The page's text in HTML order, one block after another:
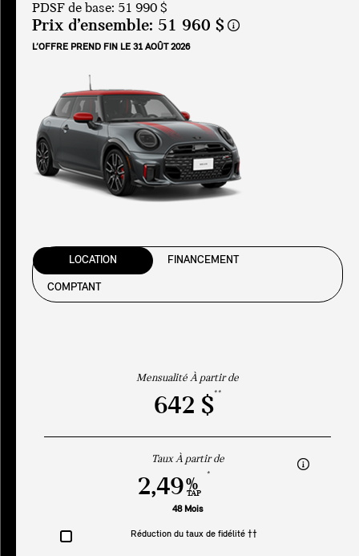
PDSF de base: 51 990 $
Prix d’ensemble: 51 960 $
L’OFFRE PREND FIN LE 31 AOÛT 2026
LOCATION FINANCEMENT
COMPTANT
Mensualité À partir de
642 $**
Taux À partir de
2,49%
TAP
*
48 Mois
Réduction du taux de fidélité ††